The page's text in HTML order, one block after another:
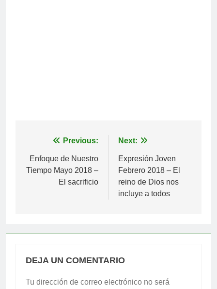
Navegación
de
entradas
Previous:
Enfoque de Nuestro
Tiempo Mayo 2018 –
El sacrificio
Next:
Expresión Joven
Febrero 2018 – El
reino de Dios nos
incluye a todos
DEJA UN COMENTARIO
Tu dirección de correo electrónico no será